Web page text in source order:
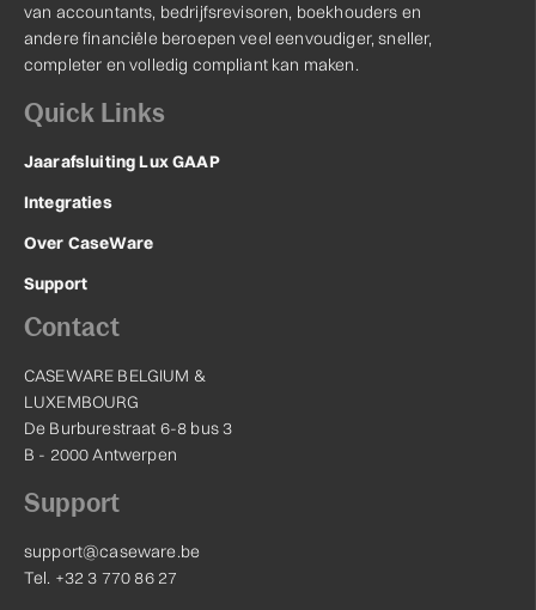
van accountants, bedrijfsrevisoren, boekhouders en
andere financiële beroepen veel eenvoudiger, sneller,
completer en volledig compliant kan maken.
Quick Links
Jaarafsluiting Lux GAAP
Integraties
Over CaseWare
Support
Contact
CASEWARE BELGIUM &
LUXEMBOURG
De Burburestraat 6-8 bus 3
B - 2000 Antwerpen
Support
support@caseware.be
Tel. +32 3 770 86 27